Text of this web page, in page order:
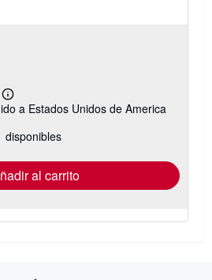
Más
información
las
tarifas
envío
a Estados Unidos de America
disponibles
al carrito